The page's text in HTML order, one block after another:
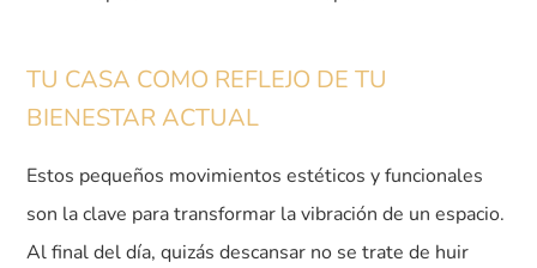
TU CASA COMO REFLEJO DE TU
BIENESTAR ACTUAL
Estos pequeños movimientos estéticos y funcionales
son la clave para transformar la vibración de un espacio.
Al final del día, quizás descansar no se trate de huir